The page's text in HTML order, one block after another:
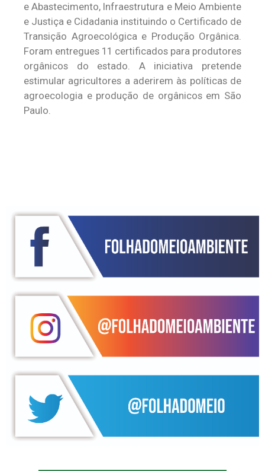
e Abastecimento, Infraestrutura e Meio Ambiente
e Justiça e Cidadania instituindo o Certificado de
Transição Agroecológica e Produção Orgânica.
Foram entregues 11 certificados para produtores
orgânicos do estado. A iniciativa pretende
estimular agricultores a aderirem às políticas de
agroecologia e produção de orgânicos em São
Paulo.